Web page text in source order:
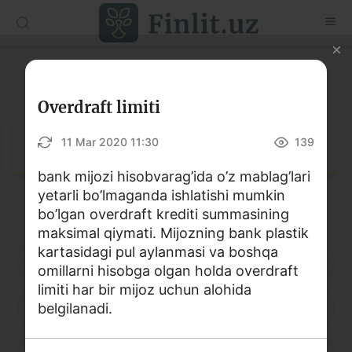
Рус
Maqolalar
O‘quv qo‘llanmalar
Lug‘at
Moliyaviy savodxonlik bo‘yicha kitoblar
Video
Loyihalar
Interaktiv xizmatlar
Fotogalereya
Lug‘at
A B D E F G
J
Overdraft limiti
11 Mar 2020 11:30 139
bank mijozi hisobvarag’ida o’z mablag’lari
yetarli bo’lmaganda ishlatishi mumkin
bo’lgan overdraft krediti summasining
maksimal qiymati. Mijozning bank plastik
kartasidagi pul aylanmasi va boshqa
omillarni hisobga olgan holda overdraft
limiti har bir mijoz uchun alohida
belgilanadi.